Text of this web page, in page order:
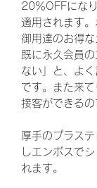
20％OFFにな
適用されます
御用達のお得な
既に永久会員
ない」と、よ
です。また来
接客ができるの
厚手のプラス
しエンボスで
れます。